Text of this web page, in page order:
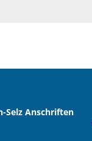
Selz Anschriften